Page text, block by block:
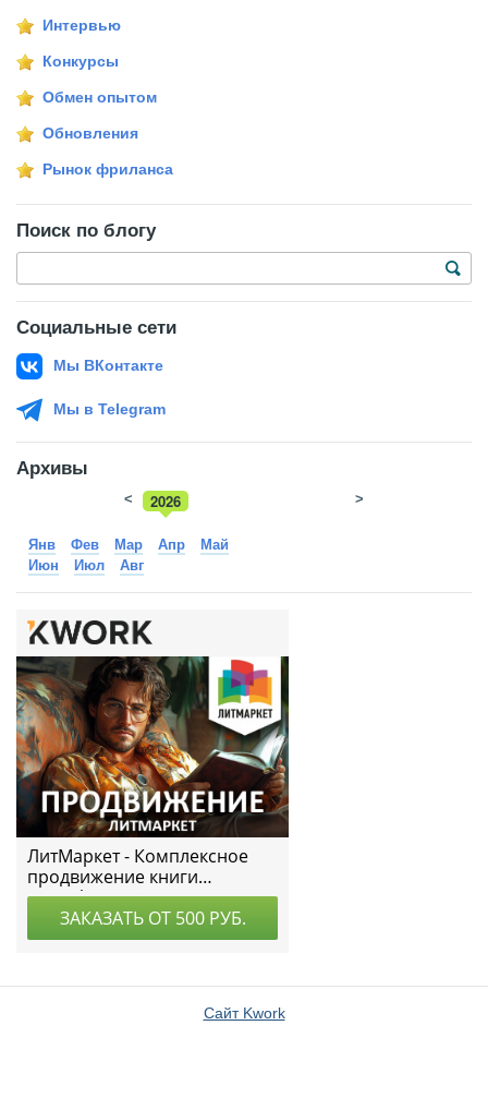
Интервью
Конкурсы
Обмен опытом
Обновления
Рынок фриланса
Поиск по блогу
Социальные сети
Мы ВКонтакте
Мы в Telegram
Архивы
2026
2025
< >
Янв Фев Мар Апр
Май
Июн
Июл Авг
Сайт Kwork